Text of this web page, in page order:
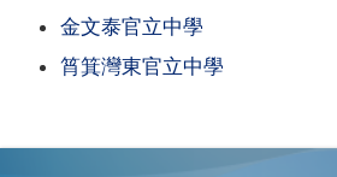
金文泰官立中學
筲箕灣東官立中學